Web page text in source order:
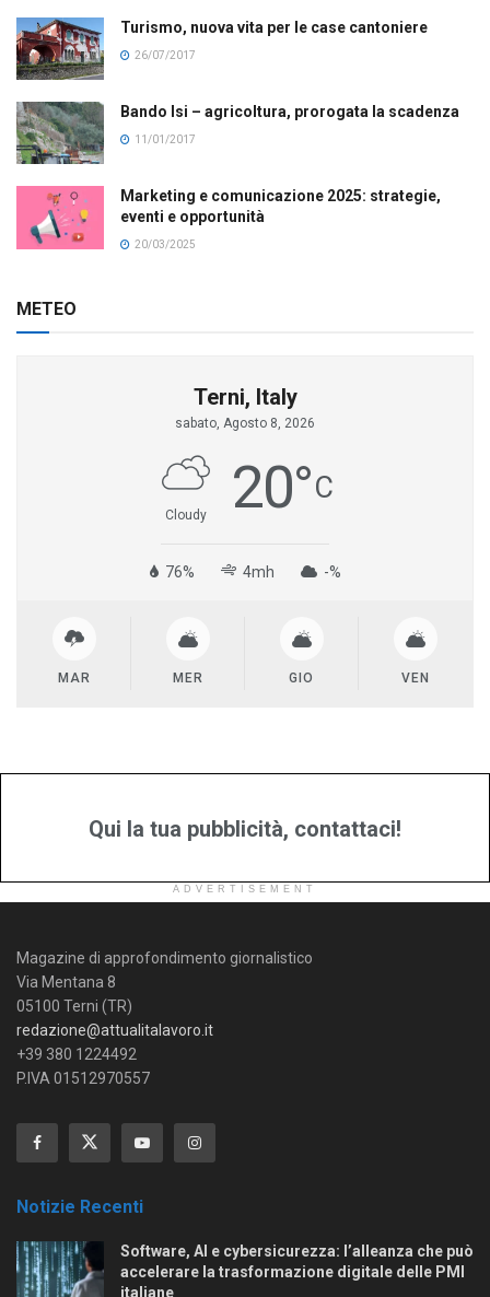
Turismo, nuova vita per le case cantoniere
26/07/2017
Bando Isi – agricoltura, prorogata la scadenza
11/01/2017
Marketing e comunicazione 2025: strategie,
eventi e opportunità
20/03/2025
METEO
Terni, Italy
sabato, Agosto 8, 2026
Cloudy 20°C
76% 4mh -%
MAR MER GIO VEN
Qui la tua pubblicità, contattaci!
ADVERTISEMENT
Magazine di approfondimento giornalistico
Via Mentana 8
05100 Terni (TR)
redazione@attualitalavoro.it
+39 380 1224492
P.IVA 01512970557
Notizie Recenti
Software, AI e cybersicurezza: l’alleanza che può
accelerare la trasformazione digitale delle PMI
italiane